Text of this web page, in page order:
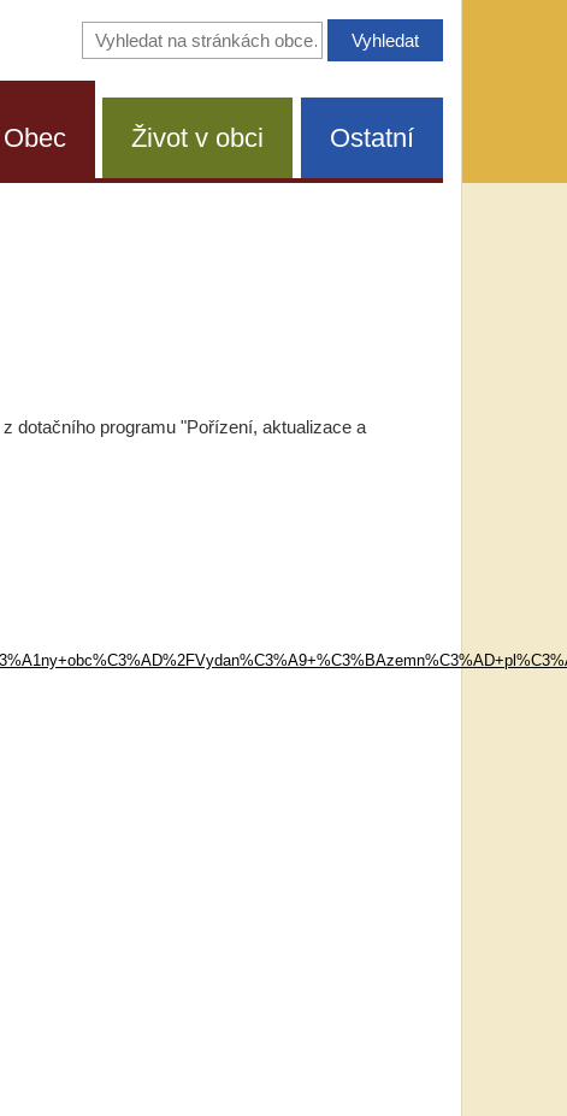
Vyhledávání
na
stránkách
Obec Život v obci Ostatní
dotačního programu "Pořízení, aktualizace a